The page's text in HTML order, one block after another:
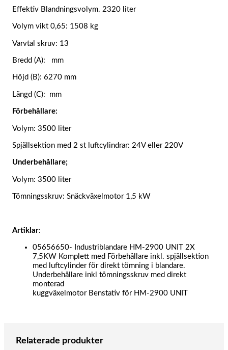
Effektiv Blandningsvolym. 2320 liter
Volym vikt 0,65: 1508 kg
Varvtal skruv: 13
Bredd (A): mm
Höjd (B): 6270 mm
Längd (C): mm
Förbehållare:
Volym: 3500 liter
Spjällsektion med 2 st luftcylindrar: 24V eller 220V
Underbehållare;
Volym: 3500 liter
Tömningsskruv: Snäckväxelmotor 1,5 kW
Artiklar:
05656650- Industriblandare HM-2900 UNIT 2X
7,5KW Komplett med Förbehållare inkl. spjällsektion
med luftcylinder för direkt tömning i blandare.
Underbehållare inkl tömningsskruv med direkt
monterad
kuggväxelmotor Benstativ för HM-2900 UNIT
Relaterade produkter